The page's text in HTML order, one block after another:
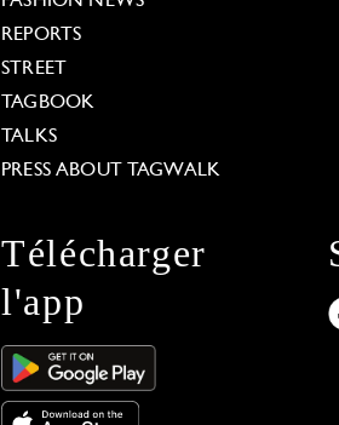
REPORTS
STREET
TAGBOOK
TALKS
PRESS ABOUT TAGWALK
Télécharger
l'app